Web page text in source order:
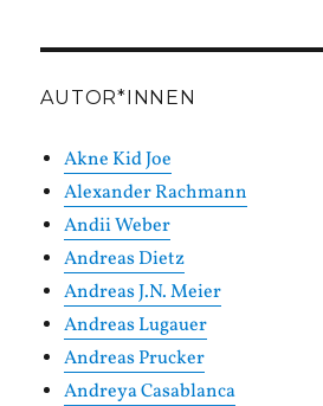
AUTOR*INNEN
Akne Kid Joe
Alexander Rachmann
Andii Weber
Andreas Dietz
Andreas J.N. Meier
Andreas Lugauer
Andreas Prucker
Andreya Casablanca